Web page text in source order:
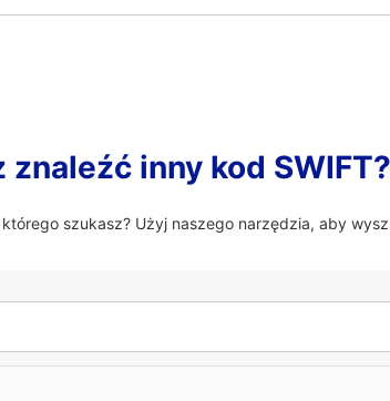
znaleźć inny kod SWIFT?
którego szukasz? Użyj naszego narzędzia, aby